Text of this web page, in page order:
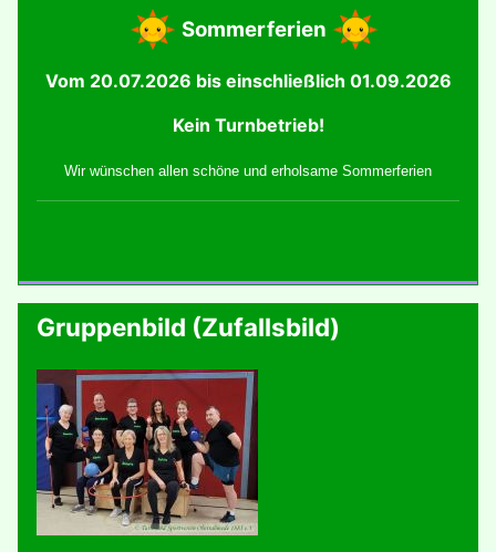
Sommerferien
Vom 20.07.2026 bis einschließlich 01.09.2026
Kein Turnbetrieb!
Wir wünschen allen schöne und erholsame Sommerferien
Gruppenbild (Zufallsbild)